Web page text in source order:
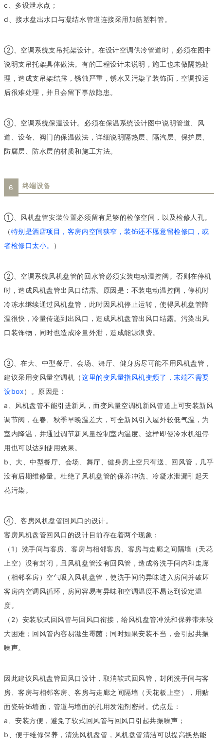
c、多设泄水点；
d、接水盘出水口与凝结水管道连接采用加筋塑料管。
②、空调系统支吊托架设计。在设计空调供冷管道时，必须在图中
说明支吊托架具体做法。有的工程设计未说明，施工也未做隔热处
理，造成支吊架结露，锈蚀严重，锈水又污染了装饰面，空调投运
后很难处理，并且会留下事故隐患。
③、空调系统保温设计。必须在保温系统设计图中说明管道、风
道、设备、阀门的保温做法，详细说明隔热层、隔汽层、保护层、
防腐层、防水层的材质和施工方法。
6 终端设备
①、风机盘管安装位置必须留有足够的检修空间，以及检修人孔。
（特别是酒店项目，客房内空间狭窄，装饰还不愿意留检修口，或
者检修口太小。
）
②、空调系统风机盘管的回水管必须安装电动温控阀。否则在停机
时，造成风机盘管出风口结露。原因是：不装电动温控阀，停机时
冷冻水继续通过风机盘管，此时因风机停止运转，使得风机盘管降
温很快，冷量传递到出风口，造成风机盘管出风口结露。污染出风
口装饰物，同时也造成冷量外泄，造成能源浪费。
③、在大、中型餐厅、会场、舞厅、健身房尽可能不用风机盘管，
建议采用变风量空调机（这里的变风量指风机变频了，末端不需要
设box）。原因是：
a、风机盘管不能引进新风，而变风量空调机新风管道上可安装新风
调节阀，在春、秋季早晚温差大，可全新风引入屋外较低气温，为
室内降温，并通过调节新风量控制室内温度。这样即使冷水机组停
用也可以达到使用效果。
b、大、中型餐厅、会场、舞厅、健身房上空只有送、回风管，几乎
没有后期维修量。杜绝了风机盘管的保养冲洗、冷凝水泄漏引起天
花污染。
④、客房风机盘管回风口的设计。
客房风机盘管回风口的设计目前存在着两个现象：
（1）洗手间与客房、客房与相邻客房、客房与走廊之间隔墙（天花
上空）没有封闭，且风机盘管没有回风管，造成将洗手间内和走廊
（相邻客房）空气吸入风机盘管，使洗手间的异味进入房间并破坏
客房内空调风循环，房间容易有异味和空调温度不易达到设定温
度。
（2）安装软式回风管与回风口衔接，给风机盘管冲洗和保养带来较
大困难；回风管内容易滋生霉菌；同时如果安装不当，会引起共振
噪声。
因此建议风机盘管回风口设计，取消软式回风管，封闭洗手间与客
房、客房与相邻客房、客房与走廊之间隔墙（天花板上空），用贴
面瓷砖饰墙面，管道与墙面的孔用发泡剂密封。优点是：
a、安装方便，避免了软式回风管与回风口引起共振噪声；
b、便于维修保养，清洗风机盘管，风机盘管清洁可以提高换热能